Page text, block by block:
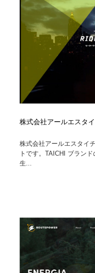
株式会社アールエスタ
株式会社アールエスタイ
トです。TAICHI ブラン
生...